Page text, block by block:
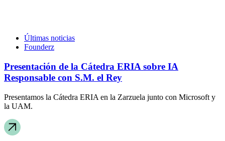
Últimas noticias
Founderz
Presentación de la Cátedra ERIA sobre IA
Responsable con S.M. el Rey
Presentamos la Cátedra ERIA en la Zarzuela junto con Microsoft y
la UAM.